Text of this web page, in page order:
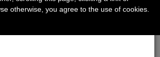
otherwise, you agree to the use of cookies.